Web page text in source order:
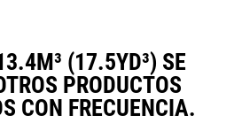
(17.5YD³) SE
PRODUCTOS
CON FRECUENCIA.